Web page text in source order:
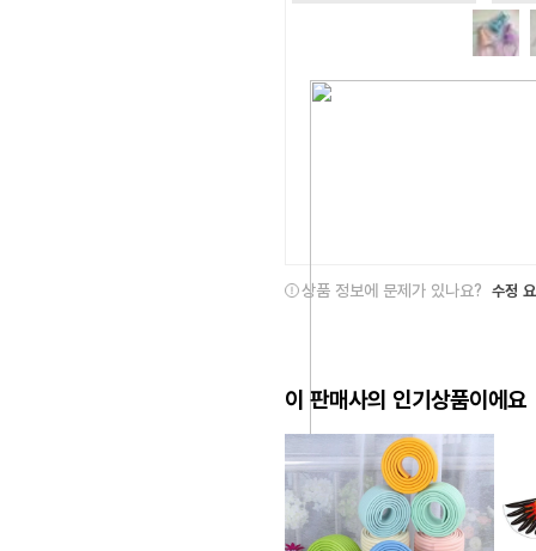
상품 정보에 문제가 있나요? 수정
이 판매사의 인기상품이에요